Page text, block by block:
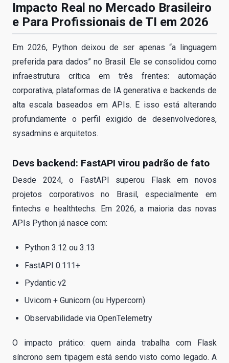
Impacto Real no Mercado Brasileiro
e Para Profissionais de TI em 2026
Em 2026, Python deixou de ser apenas “a linguagem
preferida para dados” no Brasil. Ele se consolidou como
infraestrutura crítica em três frentes: automação
corporativa, plataformas de IA generativa e backends de
alta escala baseados em APIs. E isso está alterando
profundamente o perfil exigido de desenvolvedores,
sysadmins e arquitetos.
Devs backend: FastAPI virou padrão de fato
Desde 2024, o FastAPI superou Flask em novos
projetos corporativos no Brasil, especialmente em
fintechs e healthtechs. Em 2026, a maioria das novas
APIs Python já nasce com:
Python 3.12 ou 3.13
FastAPI 0.111+
Pydantic v2
Uvicorn + Gunicorn (ou Hypercorn)
Observabilidade via OpenTelemetry
O impacto prático: quem ainda trabalha com Flask
síncrono sem tipagem está sendo visto como legado. A